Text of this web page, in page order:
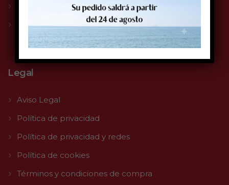
Tienda
Legal
Aviso Legal
Política de privacidad
Política de privacidad y redes
Política de cookies
Términos y condiciones de compra